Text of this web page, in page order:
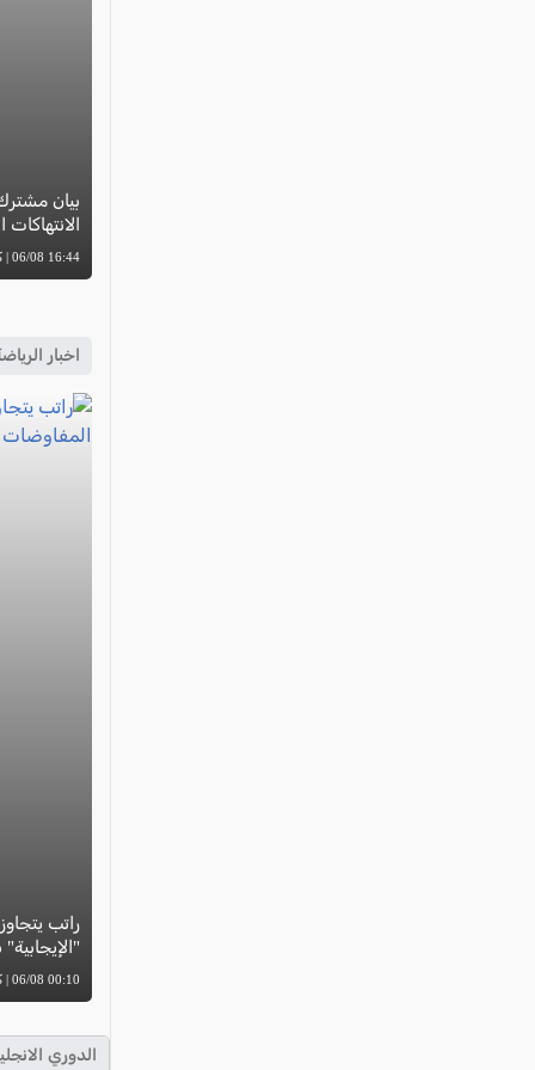
16:44 06/08 | كل العرب
اخبار
00:10 06/08 | كل العرب
الدوري